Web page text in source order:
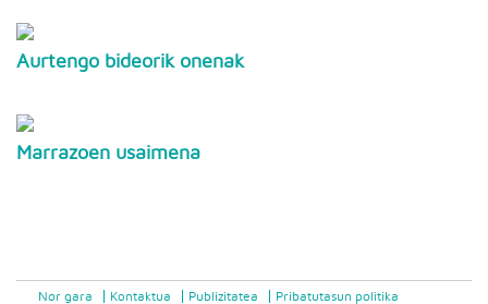
Aurtengo bideorik onenak
Marrazoen usaimena
Nor gara Kontaktua Publizitatea Pribatutasun politika